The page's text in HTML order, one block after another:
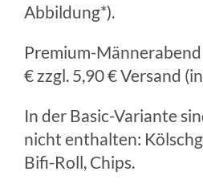
Abbildung*).
Premium-
€ zzgl. 5,90 € Versand
In der Basic-Variante
nicht enthalten:
Bifi-Roll, Chips.